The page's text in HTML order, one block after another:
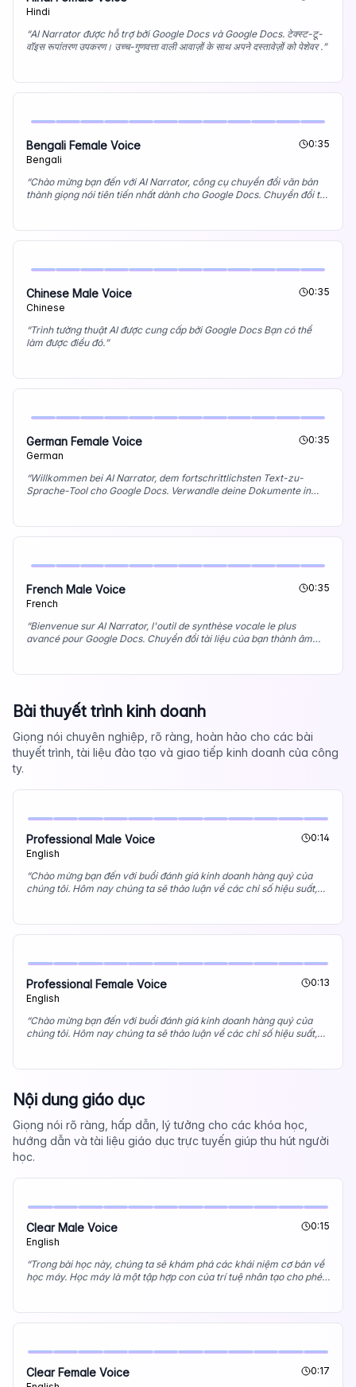
Hindi
“AI Narrator được hỗ trợ bởi Google Docs và Google Docs. टेक्स्ट-टू-
वॉइस रूपांतरण उपकरण। उच्च-गुणवत्ता वाली आवाज़ों के साथ अपने दस्तावेज़ों को पेशेवर .”
Bengali Female Voice
Bengali
0:35
“Chào mừng bạn đến với AI Narrator, công cụ chuyển đổi văn bản
thành giọng nói tiên tiến nhất dành cho Google Docs. Chuyển đổi tài
Chinese Male Voice
Chinese
0:35
“Trình tường thuật AI được cung cấp bởi Google Docs Bạn có thể
làm được điều đó.”
German Female Voice
German
0:35
“Willkommen bei AI Narrator, dem fortschrittlichsten Text-zu-
Sprache-Tool cho Google Docs. Verwandle deine Dokumente in
French Male Voice
French
0:35
“Bienvenue sur AI Narrator, l'outil de synthèse vocale le plus
avancé pour Google Docs. Chuyển đổi tài liệu của bạn thành âm
Bài thuyết trình kinh doanh
Giọng nói chuyên nghiệp, rõ ràng, hoàn hảo cho các bài
thuyết trình, tài liệu đào tạo và giao tiếp kinh doanh của công
ty.
Professional Male Voice
English
0:14
“Chào mừng bạn đến với buổi đánh giá kinh doanh hàng quý của
chúng tôi. Hôm nay chúng ta sẽ thảo luận về các chỉ số hiệu suất,
trong quý này.”
Professional Female Voice
English
0:13
“Chào mừng bạn đến với buổi đánh giá kinh doanh hàng quý của
chúng tôi. Hôm nay chúng ta sẽ thảo luận về các chỉ số hiệu suất,
trong quý này.”
Nội dung giáo dục
Giọng nói rõ ràng, hấp dẫn, lý tưởng cho các khóa học,
hướng dẫn và tài liệu giáo dục trực tuyến giúp thu hút người
học.
Clear Male Voice
English
0:15
“Trong bài học này, chúng ta sẽ khám phá các khái niệm cơ bản về
học máy. Học máy là một tập hợp con của trí tuệ nhân tạo cho phép
Clear Female Voice 0:17